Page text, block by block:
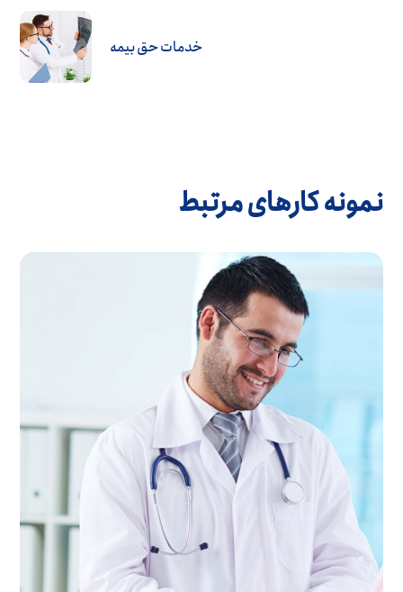
خدمات حق بیمه
نمونه کارهای مرتبط
قلب و عروق